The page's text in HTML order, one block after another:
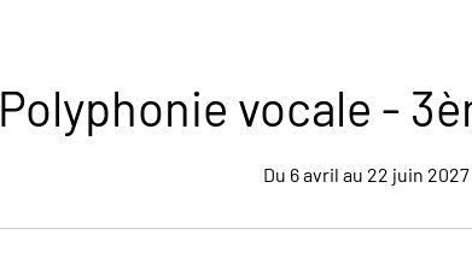
Polyphonie vocale -
Du 6 avril au 22 juin 2027